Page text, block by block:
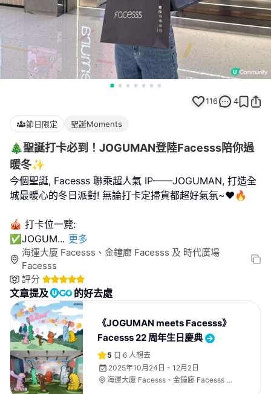
116 4
節日限定 聖誕Moments
🎄聖誕打卡必到！JOGUMAN登陸Facesss陪你過
暖冬✨
今個聖誕, Facesss 聯乘超人氣 IP——JOGUMAN, 打造全
城最暖心的冬日派對! 無論打卡定掃貨都超好氣氛~❤️🔥
🎪 打卡位一覽:
✅JOGUM... 更多
海運大廈 Facesss、金鐘廊 Facesss 及 時代廣場
Facesss
評分
文章提及 的好去處
《JOGUMAN meets Facesss》
Facesss 22 周年生日慶典
5 6 人想去
2025年10月24日 - 12月2日
海運大廈 Facesss、金鐘廊 Facesss 及